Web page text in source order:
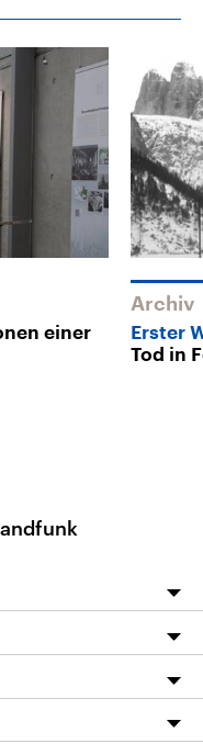
einer
Archiv
Erster
Tod in